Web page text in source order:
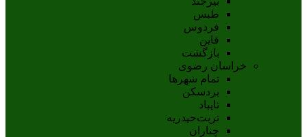
طبس
فردوس
قاين
بازگشت
خراسان رضوی
تمام شهر‌ها
بردسکن
تایباد
تربت‌حیدریه
چناران